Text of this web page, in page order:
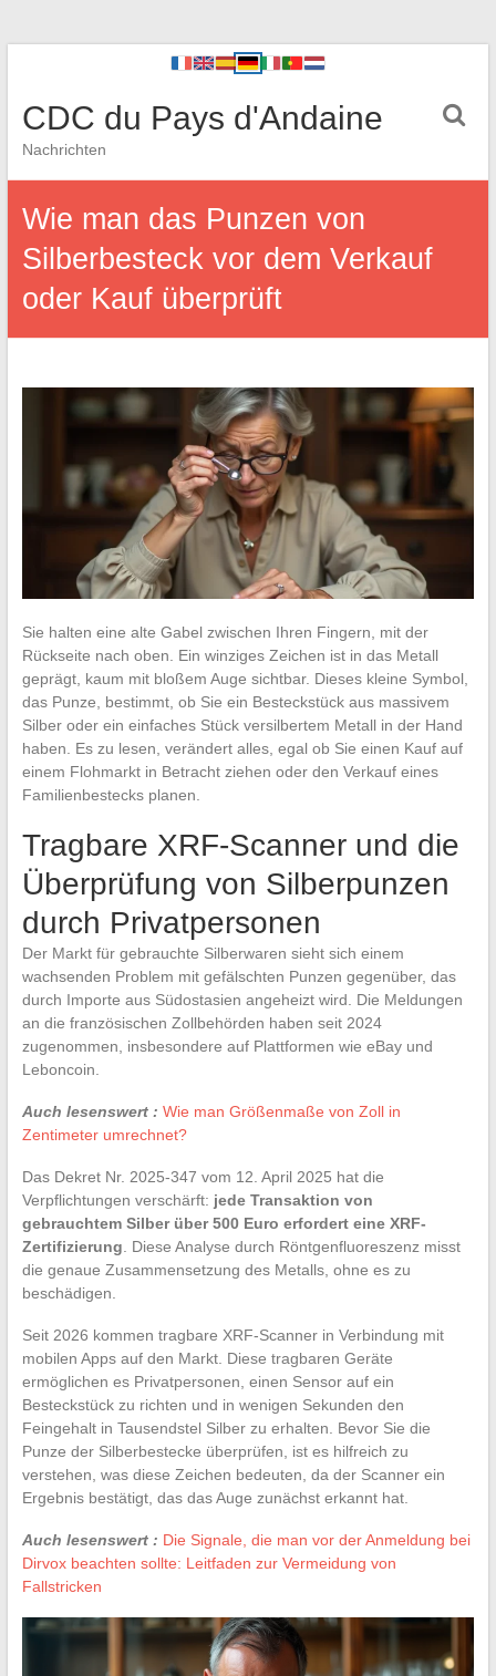
CDC du Pays d'Andaine
Nachrichten
Wie man das Punzen von
Silberbesteck vor dem Verkauf
oder Kauf überprüft
Sie halten eine alte Gabel zwischen Ihren Fingern, mit der
Rückseite nach oben. Ein winziges Zeichen ist in das Metall
geprägt, kaum mit bloßem Auge sichtbar. Dieses kleine Symbol,
das Punze, bestimmt, ob Sie ein Besteckstück aus massivem
Silber oder ein einfaches Stück versilbertem Metall in der Hand
haben. Es zu lesen, verändert alles, egal ob Sie einen Kauf auf
einem Flohmarkt in Betracht ziehen oder den Verkauf eines
Familienbestecks planen.
Tragbare XRF-Scanner und die
Überprüfung von Silberpunzen
durch Privatpersonen
Der Markt für gebrauchte Silberwaren sieht sich einem
wachsenden Problem mit gefälschten Punzen gegenüber, das
durch Importe aus Südostasien angeheizt wird. Die Meldungen
an die französischen Zollbehörden haben seit 2024
zugenommen, insbesondere auf Plattformen wie eBay und
Leboncoin.
Auch lesenswert : Wie man Größenmaße von Zoll in
Zentimeter umrechnet?
Das Dekret Nr. 2025-347 vom 12. April 2025 hat die
Verpflichtungen verschärft: jede Transaktion von
gebrauchtem Silber über 500 Euro erfordert eine XRF-
Zertifizierung . Diese Analyse durch Röntgenfluoreszenz misst
die genaue Zusammensetzung des Metalls, ohne es zu
beschädigen.
Seit 2026 kommen tragbare XRF-Scanner in Verbindung mit
mobilen Apps auf den Markt. Diese tragbaren Geräte
ermöglichen es Privatpersonen, einen Sensor auf ein
Besteckstück zu richten und in wenigen Sekunden den
Feingehalt in Tausendstel Silber zu erhalten. Bevor Sie die
Punze der Silberbestecke überprüfen, ist es hilfreich zu
verstehen, was diese Zeichen bedeuten, da der Scanner ein
Ergebnis bestätigt, das das Auge zunächst erkannt hat.
Auch lesenswert : Die Signale, die man vor der Anmeldung bei
Dirvox beachten sollte: Leitfaden zur Vermeidung von
Fallstricken